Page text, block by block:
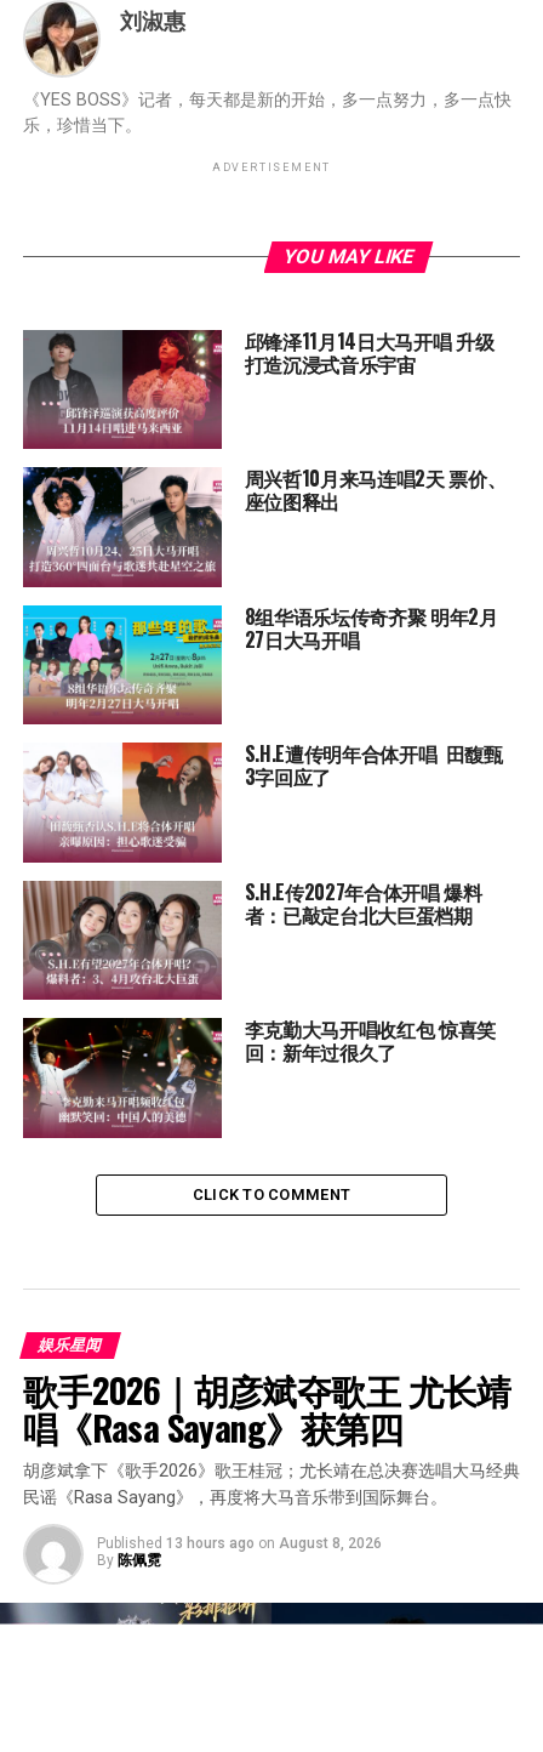
刘淑惠
《YES BOSS》记者，每天都是新的开始，多一点努力，多一点快
乐，珍惜当下。
ADVERTISEMENT
YOU MAY LIKE
邱锋泽11月14日大马开唱 升级
打造沉浸式音乐宇宙
周兴哲10月来马连唱2天 票价、
座位图释出
8组华语乐坛传奇⻬聚 明年2月
27日大马开唱
S.H.E遭传明年合体开唱 田馥甄
3字回应了
S.H.E传2027年合体开唱 爆料
者：已敲定台北大巨蛋档期
李克勤大马开唱收红包 惊喜笑
回：新年过很久了
CLICK TO COMMENT
娱乐星闻
歌手2026｜胡彦斌夺歌王 尤长靖
唱《Rasa Sayang》获第四
胡彦斌拿下《歌手2026》歌王桂冠；尤长靖在总决赛选唱大马经典
民谣《Rasa Sayang》，再度将大马音乐带到国际舞台。
Published 13 hours ago on August 8, 2026
By 陈佩霓